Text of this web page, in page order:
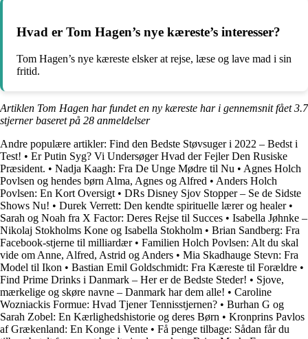
Hvad er Tom Hagen’s nye kæreste’s interesser?
Tom Hagen’s nye kæreste elsker at rejse, læse og lave mad i sin
fritid.
Artiklen Tom Hagen har fundet en ny kæreste har i gennemsnit fået3.7
stjerner baseret på 28 anmeldelser
Andre populære artikler: Find den Bedste Støvsuger i 2022 – Bedst i
Test! • Er Putin Syg? Vi Undersøger Hvad der Fejler Den Rusiske
Præsident. • Nadja Kaagh: Fra De Unge Mødre til Nu • Agnes Holch
Povlsen og hendes børn Alma, Agnes og Alfred • Anders Holch
Povlsen: En Kort Oversigt • DRs Disney Sjov Stopper – Se de Sidste
Shows Nu! • Durek Verrett: Den kendte spirituelle lærer og healer•
Sarah og Noah fra X Factor: Deres Rejse til Succes • Isabella Jøhnke –
Nikolaj Stokholms Kone og Isabella Stokholm • Brian Sandberg: Fra
Facebook-stjerne til milliardær• Familien Holch Povlsen: Alt du skal
vide om Anne, Alfred, Astrid og Anders • Mia Skadhauge Stevn: Fra
Model til Ikon • Bastian Emil Goldschmidt: Fra Kæreste til Forældre •
Find Prime Drinks i Danmark – Her er de Bedste Steder! • Sjove,
mærkelige og skøre navne – Danmark har dem alle! • Caroline
Wozniackis Formue: Hvad Tjener Tennisstjernen? • Burhan G og
Sarah Zobel: En Kærlighedshistorie og deres Børn • Kronprins Pavlos
af Grækenland: En Konge i Vente • Få penge tilbage: Sådan får du